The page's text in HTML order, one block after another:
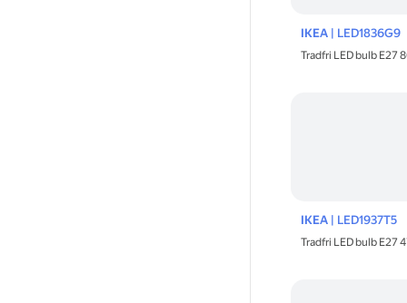
IKEA| LED1836G9
Tradfri LED bulb E27
IKEA| LED1937T5
Tradfri LED bulb E27